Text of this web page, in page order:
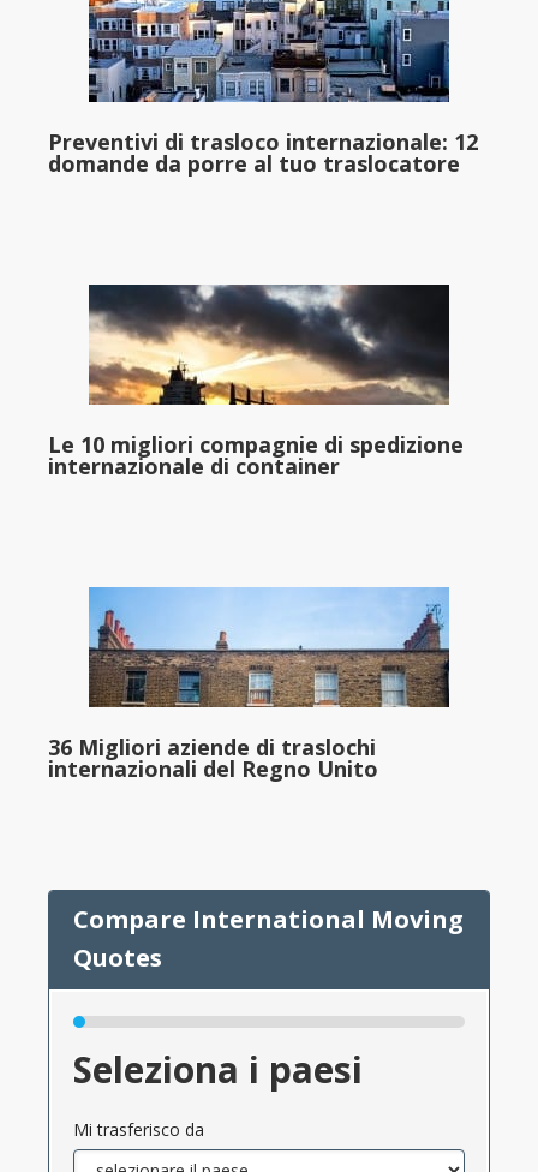
Preventivi di trasloco internazionale: 12
domande da porre al tuo traslocatore
Le 10 migliori compagnie di spedizione
internazionale di container
36 Migliori aziende di traslochi
internazionali del Regno Unito
Seleziona i paesi
Mi trasferisco da